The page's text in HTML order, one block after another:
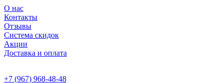
О нас
Контакты
Отзывы
Система скидок
Акции
Доставка и оплата
+7 (967) 968-48-48